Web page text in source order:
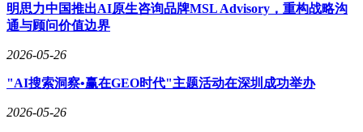
明思力中国推出AI原生咨询品牌MSL Advisory，重构战略沟
通与顾问价值边界
2026-05-26
"AI搜索洞察•赢在GEO时代"主题活动在深圳成功举办
2026-05-26